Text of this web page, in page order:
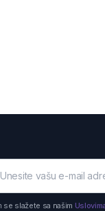
se slažete sa našim